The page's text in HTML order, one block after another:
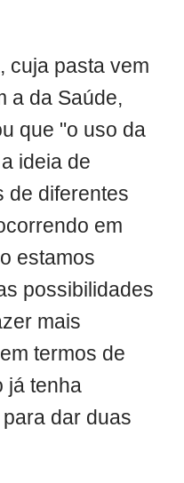
cuja pasta vem
a da Saúde,
que "o uso da
ideia de
de diferentes
em
estamos
possibilidades
mais
termos de
já tenha
dar duas